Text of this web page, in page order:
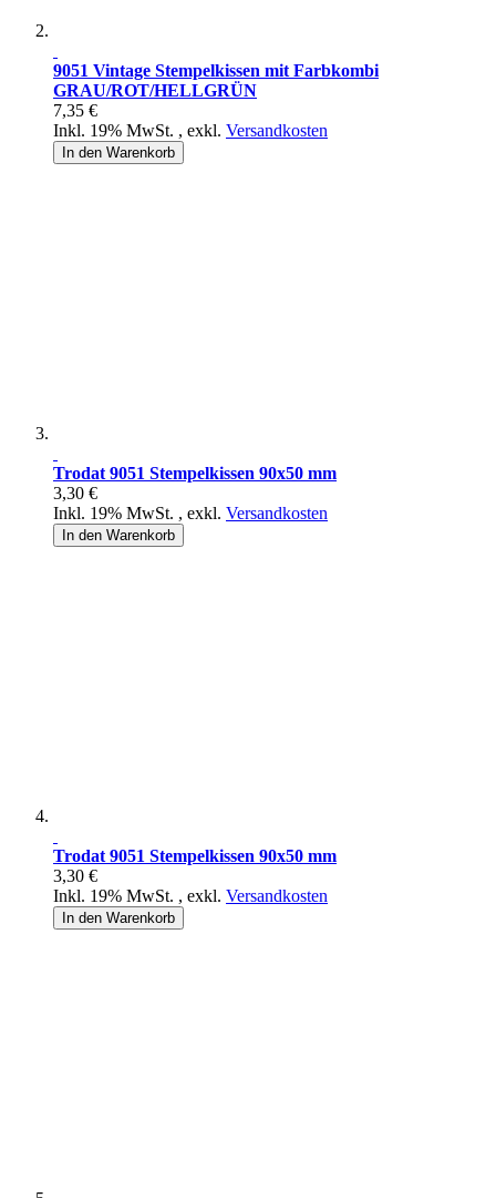
9051 Vintage Stempelkissen mit Farbkombi
GRAU/ROT/HELLGRÜN
7,35 €
Inkl. 19% MwSt. , exkl. Versandkosten
In den Warenkorb
Trodat 9051 Stempelkissen 90x50 mm
3,30 €
Inkl. 19% MwSt. , exkl. Versandkosten
In den Warenkorb
Trodat 9051 Stempelkissen 90x50 mm
3,30 €
Inkl. 19% MwSt. , exkl. Versandkosten
In den Warenkorb